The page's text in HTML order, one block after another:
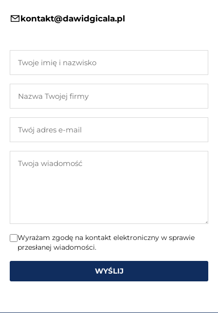
kontakt@dawidgicala.pl
imię
nazwisko
Twojej
adres
mail
wiadomość
Wyrażam zgodę na kontakt elektroniczny w sprawie
przesłanej wiadomości.
WYŚLIJ